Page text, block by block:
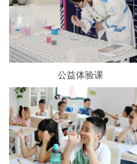
公益体验课